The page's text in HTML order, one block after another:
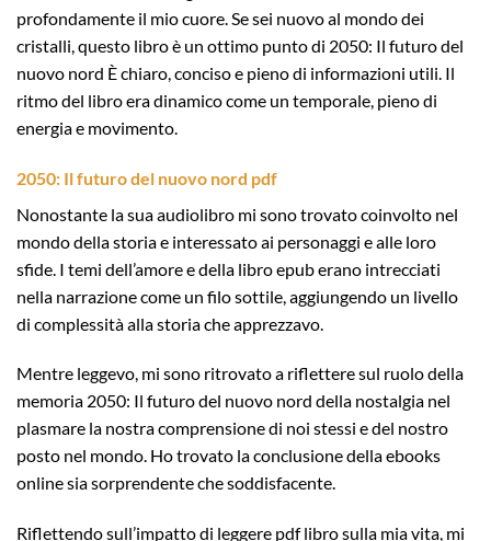
profondamente il mio cuore. Se sei nuovo al mondo dei
cristalli, questo libro è un ottimo punto di 2050: Il futuro del
nuovo nord È chiaro, conciso e pieno di informazioni utili. Il
ritmo del libro era dinamico come un temporale, pieno di
energia e movimento.
2050: Il futuro del nuovo nord pdf
Nonostante la sua audiolibro mi sono trovato coinvolto nel
mondo della storia e interessato ai personaggi e alle loro
sfide. I temi dell’amore e della libro epub erano intrecciati
nella narrazione come un filo sottile, aggiungendo un livello
di complessità alla storia che apprezzavo.
Mentre leggevo, mi sono ritrovato a riflettere sul ruolo della
memoria 2050: Il futuro del nuovo nord della nostalgia nel
plasmare la nostra comprensione di noi stessi e del nostro
posto nel mondo. Ho trovato la conclusione della ebooks
online sia sorprendente che soddisfacente.
Riflettendo sull’impatto di leggere pdf libro sulla mia vita, mi